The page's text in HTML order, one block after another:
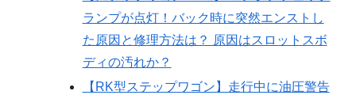
ランプが点灯！バック時に突然エンストし
た原因と修理方法は？ 原因はスロットスボ
ディの汚れか？
【RK型ステップワゴン】走行中に油圧警告